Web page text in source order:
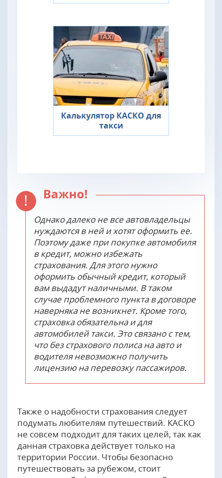
Калькулятор КАСКО для
такси
Важно!
Однако далеко не все автовладельцы
нуждаются в ней и хотят оформить ее.
Поэтому даже при покупке автомобиля
в кредит, можно избежать
страхования. Для этого нужно
оформить обычный кредит, который
вам выдадут наличными. В таком
случае проблемного пункта в договоре
наверняка не возникнет. Кроме того,
страховка обязательна и для
автомобилей такси. Это связано с тем,
что без страхового полиса на авто и
водителя невозможно получить
лицензию на перевозку пассажиров.
Также о надобности страхования следует
подумать любителям путешествий. КАСКО
не совсем подходит для таких целей, так как
данная страховка действует только на
территории России. Чтобы безопасно
путешествовать за рубежом, стоит